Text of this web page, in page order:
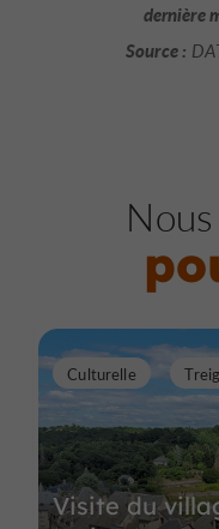
dernière
Source :
Visite du
Culturelle